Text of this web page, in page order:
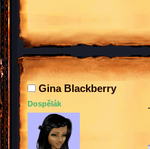
Gina Blackberry
Dospělák